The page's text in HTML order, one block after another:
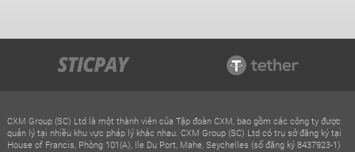
CXM Group (SC) Ltd là một thành viên của Tập đoàn CXM, bao gồm các công ty được
quản lý tại nhiều khu vực pháp lý khác nhau. CXM Group (SC) Ltd có trụ sở đăng ký tại
House of Francis, Phòng 101(A), Ile Du Port, Mahe, Seychelles (số đăng ký 8437923-1)